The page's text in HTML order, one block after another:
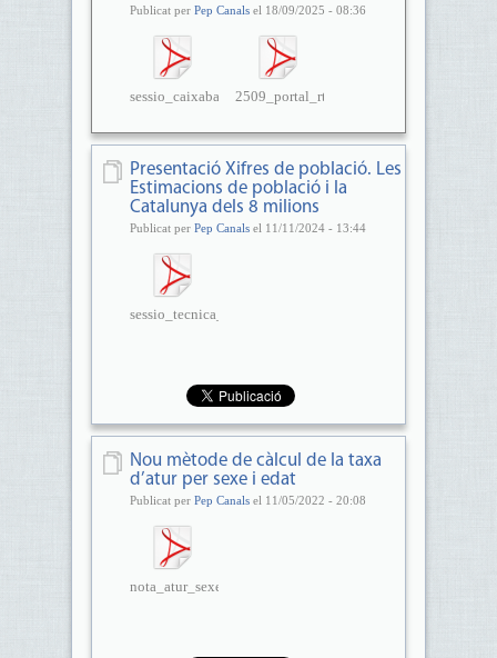
Publicat per Pep Canalsel 18/09/2025 - 08:36
sessio_caixabankresearch_17092...
2509_portal_rte_diba.pdf
Presentació Xifres de població. Les
Estimacions de població i la
Catalunya dels 8 milions
Publicat per Pep Canalsel 11/11/2024 - 13:44
sessio_tecnica_estimacions_de_...
Nou mètode de càlcul de la taxa
d’atur per sexe i edat
Publicat per Pep Canalsel 11/05/2022 - 20:08
nota_atur_sexe_i_edat.pdf